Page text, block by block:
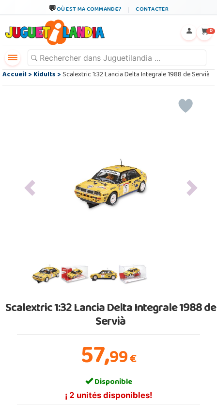
OÙ EST MA COMMANDE? CONTACTER
0
Accueil>Kidults>Scalextric 1:32 Lancia Delta Integrale 1988 de Servià
Previous Next
Scalextric 1:32 Lancia Delta Integrale 1988 de
Servià
57,99€
Disponible
¡ 2 unités disponibles!